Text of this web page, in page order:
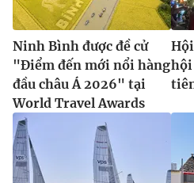
thông tin từ website này.
Ninh Bình được đề cử
"Điểm đến mới nổi hàng
đầu châu Á 2026" tại
World Travel Awards
hội